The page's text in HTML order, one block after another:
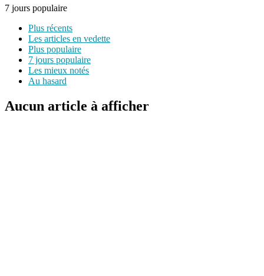
7 jours populaire
Plus récents
Les articles en vedette
Plus populaire
7 jours populaire
Les mieux notés
Au hasard
Aucun article à afficher